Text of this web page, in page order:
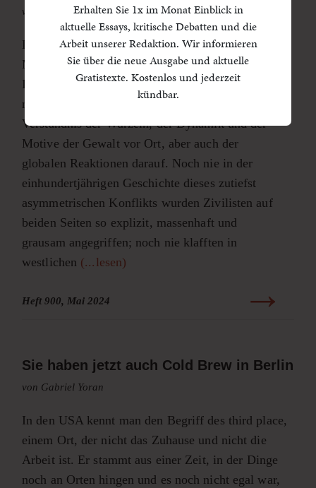
von Avner Ofrath
Die beispiellose Brutalität, die in den frühen
Morgenstunden des 7. Oktober 2023 in
Israel /Palästina entfesselt wurde und seither
nicht abreißt, erfordert ein neues Vokabular und
Verständnis der Wurzeln, der Dynamik und der
Motive der Gewalt vor Ort, aber auch der
globalen Reaktionen darauf. Noch nie in der
einhundertjährigen Geschichte dieses zutiefst
asymmetrischen Konflikts wurden Zivilisten auf
beiden Seiten so explizit, massenhaft und
grausam angegriffen; noch nie klafften in
westlichen (...lesen)
Heft 900, Mai 2024
Sie haben jetzt auch Cold Brew in Berlin
von Gabriel Yoran
In den USA kennt man den Begriff des third place,
einem Ort, der nicht das Zuhause und nicht die
Arbeit ist. Er stammt aus einer Zeit, in der Dinge
noch an Orten hingen und es noch nicht egal war,
Erhalten Sie 1x im Monat Einblick in
aktuelle Essays, kritische Debatten und die
Arbeit unserer Redaktion. Wir informieren
Sie über die neue Ausgabe und aktuelle
Gratistexte. Kostenlos und jederzeit
kündbar.